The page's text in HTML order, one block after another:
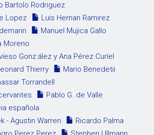
Bartolo Rodriguez
Lopez
Luis Hernan Ramirez
Manuel Mujica Gallo
Moreno
Gonz:ález y Ana Pérez Curíel
Thierry
Mario Benedetii
Torrandell
Pablo G. de Valle
española
- Agustin Warren
Ricardo Palma